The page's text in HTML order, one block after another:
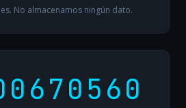
No almacenamos ningún dato.